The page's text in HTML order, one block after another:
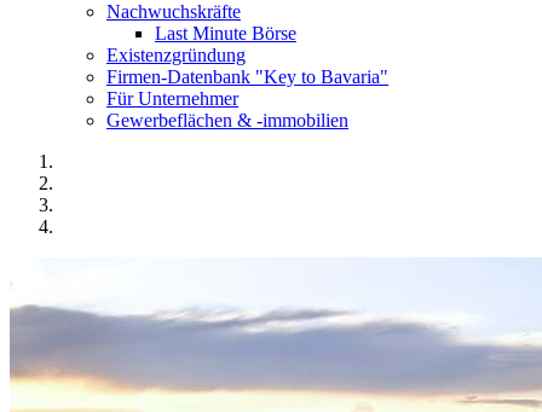
Nachwuchskräfte
Last Minute Börse
Existenzgründung
Firmen-Datenbank "Key to Bavaria"
Für Unternehmer
Gewerbeflächen & -immobilien